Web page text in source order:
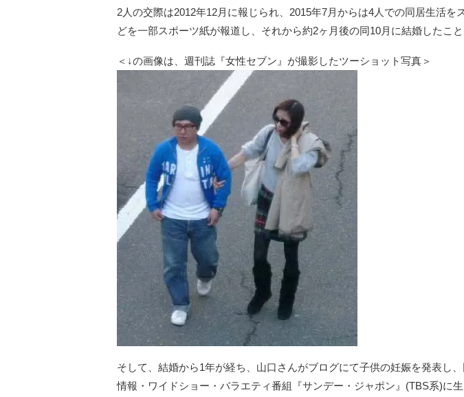
2人の交際は2012年12月に報じられ、2015年7月からは4人での同居生活を
どを一部スポーツ紙が報道し、それから約2ヶ月後の同10月に結婚したこと
＜↓の画像は、週刊誌『女性セブン』が撮影したツーショット写真＞
そして、結婚から1年が経ち、山口さんがブログにて子供の妊娠を発表し
情報・ワイドショー・バラエティ番組『サンデー・ジャポン』(TBS系)に